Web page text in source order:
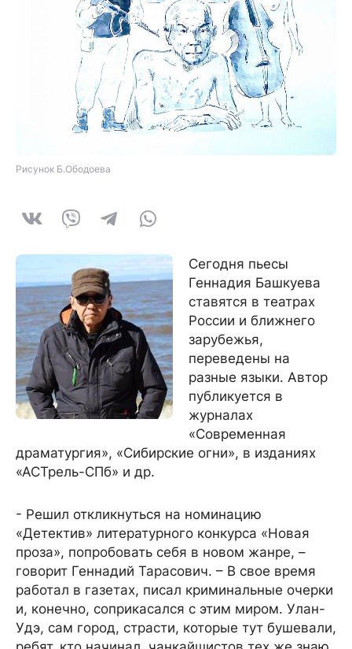
Рисунок Б.Ободоева
Сегодня пьесы
Геннадия Башкуева
ставятся в театрах
России и ближнего
зарубежья,
переведены на
разные языки. Автор
публикуется в
журналах
«Современная
драматургия», «Сибирские огни», в изданиях
«АСТрель-СПб» и др.
- Решил откликнуться на номинацию
«Детектив» литературного конкурса «Новая
проза», попробовать себя в новом жанре, –
говорит Геннадий Тарасович. – В свое время
работал в газетах, писал криминальные очерки
и, конечно, соприкасался с этим миром. Улан-
Удэ, сам город, страсти, которые тут бушевали,